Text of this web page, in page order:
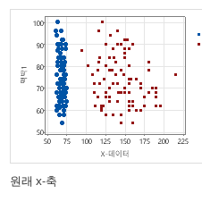
원래 x-축